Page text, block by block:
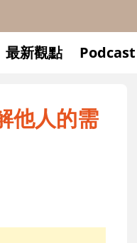
最新觀點 Podcast
他人的需